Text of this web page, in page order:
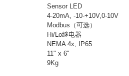
Sensor LED
4-20mA, -10-+10V,0-10V
Modbus（可选）
Hi/Lo继电器
NEMA 4x, IP65
11" x 6"
9Kg